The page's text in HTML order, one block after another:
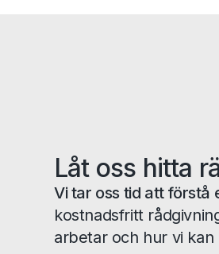
Låt oss hitta
Vi tar oss tid att förstå
kostnadsfritt
arbetar och hur vi kan